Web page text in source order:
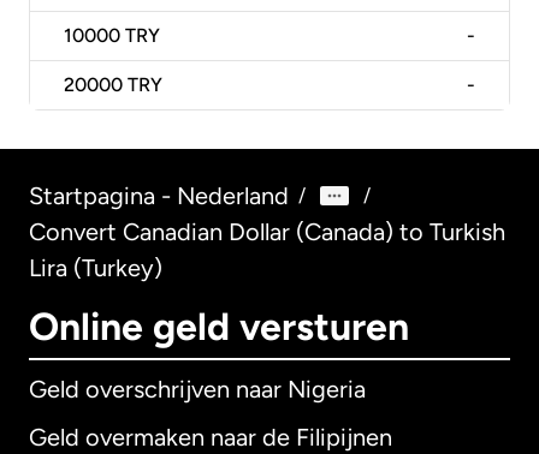
10000 TRY -
20000 TRY -
Startpagina - Nederland / /
Convert Canadian Dollar (Canada) to Turkish
Lira (Turkey)
Online geld versturen
Geld overschrijven naar Nigeria
Geld overmaken naar de Filipijnen